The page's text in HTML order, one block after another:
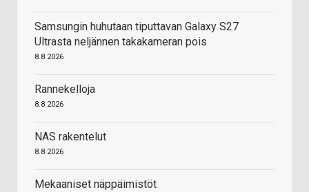
Samsungin huhutaan tiputtavan Galaxy S27
Ultrasta neljännen takakameran pois
8.8.2026
Rannekelloja
8.8.2026
NAS rakentelut
8.8.2026
Mekaaniset näppäimistöt